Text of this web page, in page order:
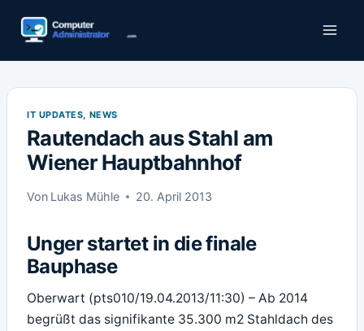
Inhalt
IT UPDATES, NEWS
Rautendach aus Stahl am
Wiener Hauptbahnhof
Von Lukas Mühle 20. April 2013
Unger startet in die finale
Bauphase
Oberwart (pts010/19.04.2013/11:30) – Ab 2014
begrüßt das signifikante 35.300 m2 Stahldach des